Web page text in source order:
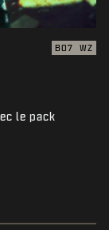
le lien
BO7 WZ
le pack